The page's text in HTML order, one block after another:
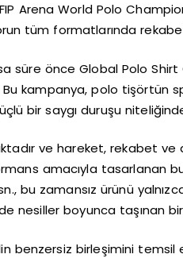
FIP Arena World Polo
tüm formatlarında
süre önce Global Polo
kampanya, polo tişörtün
bir saygı duruşu
ve hareket, rekabet ve
amacıyla tasarlanan
bu zamansız ürünü
nesiller boyunca taşınan
benzersiz birleşimini